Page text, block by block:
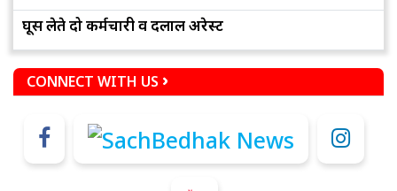
घूस लेते दो कर्मचारी व दलाल अरेस्ट
CONNECT WITH US